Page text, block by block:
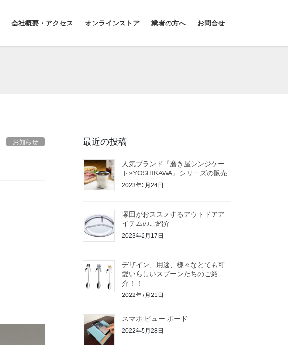
会社概要・アクセス オンラインストア 業者の方へ お問合せ
お知らせ 最近の投稿
人気ブランド『磨き屋シンジケー
ト×YOSHIKAWA』シリーズの販売
2023年3月24日
塚田がおススメするアウトドアア
イテムのご紹介
2023年2月17日
デザイン、用途、様々なとても可
愛いらしいスプーンたちのご紹
介！！
2022年7月21日
スマホ ビュー ボード
2022年5月28日